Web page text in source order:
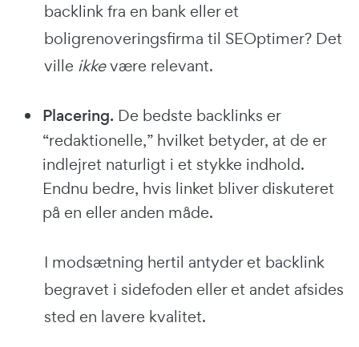
backlink fra en bank eller et
boligrenoveringsfirma til SEOptimer? Det
ville ikkevære relevant.
Placering. De bedste backlinks er
“redaktionelle,” hvilket betyder, at de er
indlejret naturligt i et stykke indhold.
Endnu bedre, hvis linket bliver diskuteret
på en eller anden måde.
I modsætning hertil antyder et backlink
begravet i sidefoden eller et andet afsides
sted en lavere kvalitet.